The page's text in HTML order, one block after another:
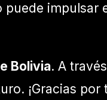
impulsar
Bolivia. A
¡Gracias por